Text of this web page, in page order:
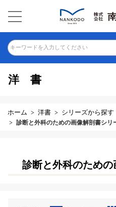
キーワードを入力してください
洋書
ホーム 洋書 シリーズから探す
診断と外科のための画像解剖書シリ
診断と外科のため